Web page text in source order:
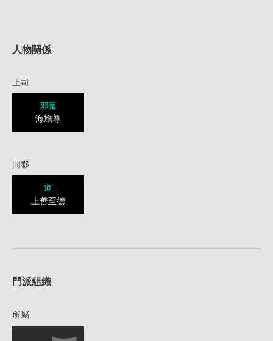
人物關係
上司
邪魔
海蟾尊
同夥
道
上善至德
門派組織
所屬